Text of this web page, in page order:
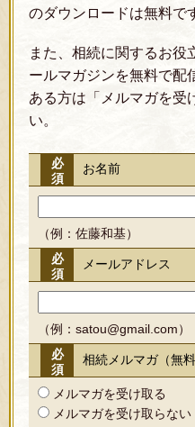
のダウンロードは無料で
また、相続に関するお役
ールマガジンを無料で配
ある方は「メルマガを受
い。
お名前
必
須
（例：佐藤和基）
メールアドレス
必
須
（例：satou@gmail.com）
相続メルマガ（無料
必
須
メルマガを受け取る
メルマガを受け取らない